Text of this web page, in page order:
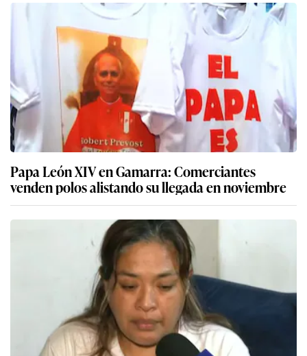
Papa León XIV en Gamarra: Comerciantes
venden polos alistando su llegada en noviembre